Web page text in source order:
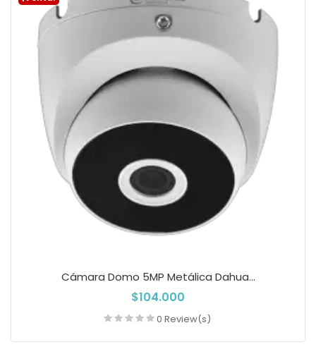
Cámara Domo 5MP Metálica Dahua...
$104.000
0 Review(s)